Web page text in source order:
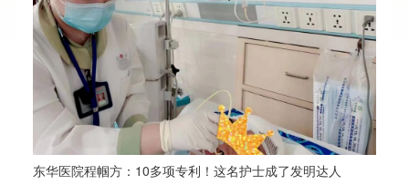
东华医院程帼方：10多项专利！这名护士成了发明达人